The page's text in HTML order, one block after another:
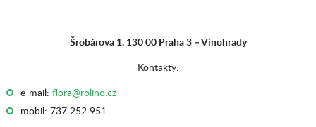
Šrobárova 1, 130 00 Praha 3 – Vinohrady
Kontakty:
e-mail: flora@rolino.cz
mobil: 737 252 951